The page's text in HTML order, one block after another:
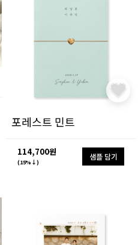
포레스트 민트
114,700원
(15%↓)
샘플 담기